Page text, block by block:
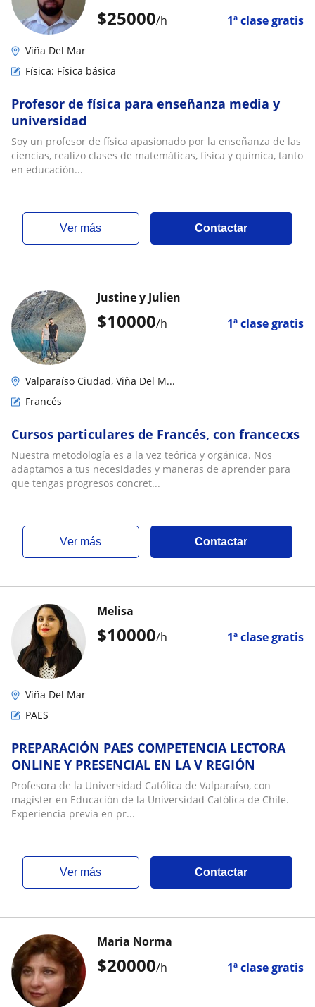
$25000/h 1ª clase gratis
Viña Del Mar
Física: Física básica
Profesor de física para enseñanza media y
universidad
Soy un profesor de física apasionado por la enseñanza de las
ciencias, realizo clases de matemáticas, física y química, tanto
en educación...
ver más Contactar
$10000/h 1ª clase gratis
Justine y Julien
Valparaíso Ciudad, Viña Del M...
Francés
Cursos particulares de Francés, con francecxs
Nuestra metodología es a la vez teórica y orgánica. Nos
adaptamos a tus necesidades y maneras de aprender para
que tengas progresos concret...
ver más Contactar
$10000/h 1ª clase gratis
Melisa
Viña Del Mar
PAES
PREPARACIÓN PAES COMPETENCIA LECTORA
ONLINE Y PRESENCIAL EN LA V REGIÓN
Profesora de la Universidad Católica de Valparaíso, con
magíster en Educación de la Universidad Católica de Chile.
Experiencia previa en pr...
ver más Contactar
$20000/h 1ª clase gratis
Maria Norma